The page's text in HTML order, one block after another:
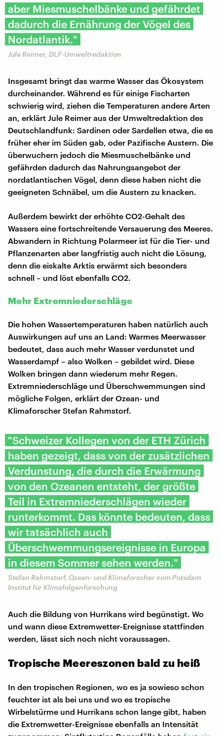
aber Miesmuschelbänke und gefährdet
dadurch die Ernährung der Vögel des
Nordatlantik."
Jule Reimer, DLF-Umweltredaktion
Insgesamt bringt das warme Wasser das Ökosystem
durcheinander. Während es für einige Fischarten
schwierig wird, ziehen die Temperaturen andere Arten
an, erklärt Jule Reimer aus der Umweltredaktion des
Deutschlandfunk: Sardinen oder Sardellen etwa, die es
früher eher im Süden gab, oder Pazifische Austern. Die
überwuchern jedoch die Miesmuschelbänke und
gefährden dadurch das Nahrungsangebot der
nordatlantischen Vögel, denn diese haben nicht die
geeigneten Schnäbel, um die Austern zu knacken.
Außerdem bewirkt der erhöhte CO2-Gehalt des
Wassers eine fortschreitende Versauerung des Meeres.
Abwandern in Richtung Polarmeer ist für die Tier- und
Pflanzenarten aber langfristig auch nicht die Lösung,
denn die eiskalte Arktis erwärmt sich besonders
schnell – und löst ebenfalls CO2.
Mehr Extremniederschläge
Die hohen Wassertemperaturen haben natürlich auch
Auswirkungen auf uns an Land: Warmes Meerwasser
bedeutet, dass auch mehr Wasser verdunstet und
Wasserdampf – also Wolken – gebildet wird. Diese
Wolken bringen dann wiederum mehr Regen.
Extremniederschläge und Überschwemmungen sind
mögliche Folgen, erklärt der Ozean- und
Klimaforscher Stefan Rahmstorf.
"Schweizer Kollegen von der ETH Zürich
haben gezeigt, dass von der zusätzlichen
Verdunstung, die durch die Erwärmung
von den Ozeanen entsteht, der größte
Teil in Extremniederschlägen wieder
runterkommt. Das könnte bedeuten, dass
wir tatsächlich auch
Überschwemmungsereignisse in Europa
in diesem Sommer sehen werden."
Stefan Rahmstorf, Ozean- und Klimaforscher vom Potsdam
Institut für Klimafolgenforschung
Auch die Bildung von Hurrikans wird begünstigt. Wo
und wann diese Extremwetter-Ereignisse stattfinden
werden, lässt sich noch nicht voraussagen.
Tropische Meereszonen bald zu heiß
In den tropischen Regionen, wo es ja sowieso schon
feuchter ist als bei uns und wo es tropische
Wirbelstürme und Hurrikans schon lange gibt, haben
die Extremwetter-Ereignisse ebenfalls an Intensität